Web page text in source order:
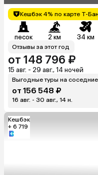
Кешбэк 4% по карте Т-
песок 2 км 34 км
Отзывы за этот год
от 148 796 ₽
15 авг. - 29 авг., 14 ночей
Выгодные туры на
от 156 548 ₽
16 авг. - 30 авг., 14 н.
Кешбэк
+ 6 719